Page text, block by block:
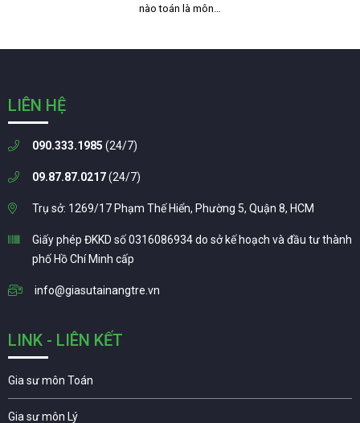
nào toán là môn…
LIÊN HỆ
090.333.1985 (24/7)
09.87.87.0217(24/7)
Trụ sở: 1269/17 Phạm Thế Hiển, Phường 5, Quận 8, HCM
Giấy phép ĐKKD số 0316086934 do sở kế hoạch và đầu tư thành
phố Hồ Chí Minh cấp
info@giasutainangtre.vn
LINK - LIÊN KẾT
Gia sư môn Toán
Gia sư môn Lý